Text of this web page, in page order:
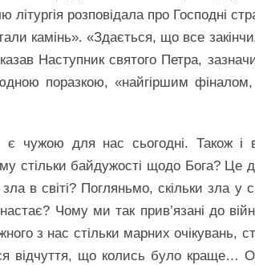
розповідала про Господні
камінь». «Здається, що все
Наступник святого Петра,
поразкою, «найгіршим
є чужою для нас сьогодні. Також і
стільки байдужості щодо Бога? Це
в світі? Погляньмо, скільки зла у
Чому ми так прив’язані до
з нас стільки марних очікувань,
відчуття, що колись було краще…